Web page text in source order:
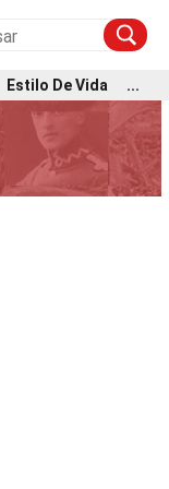
Estilo De Vida ...